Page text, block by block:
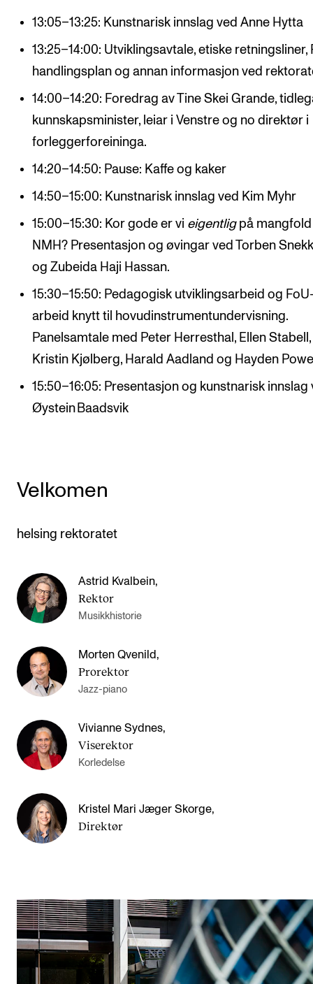
13:05–13:25: Kunstnarisk innslag ved Anne Hytta
13:25–14:00: Utviklingsavtale, etiske retningsliner,
handlingsplan og annan informasjon ved
14:00–14:20: Foredrag av Tine Skei Grande,
kunnskapsminister, leiar i Venstre og no direktør i
forleggerforeininga.
14:20–14:50: Pause: Kaffe og kaker
14:50–15:00: Kunstnarisk innslag ved Kim Myhr
15:00–15:30: Kor gode er vi eigentlig på
NMH? Presentasjon og øvingar ved Torben
og Zubeida Haji Hassan.
15:30–15:50: Pedagogisk utviklingsarbeid og
arbeid knytt til hovudinstrumentundervisning.
Panelsamtale med Peter Herresthal, Ellen Stabell,
Kristin Kjølberg, Harald Aadland og Hayden
15:50–16:05: Presentasjon og kunstnarisk innslag
Øystein Baadsvik
Velkomen
helsing rektoratet
Astrid Kvalbein,
Rektor
Musikkhistorie
Morten Qvenild ,
Prorektor
Jazz-piano
Vivianne Sydnes,
Viserektor
Korledelse
Kristel Mari Jæger Skorge,
Direktør